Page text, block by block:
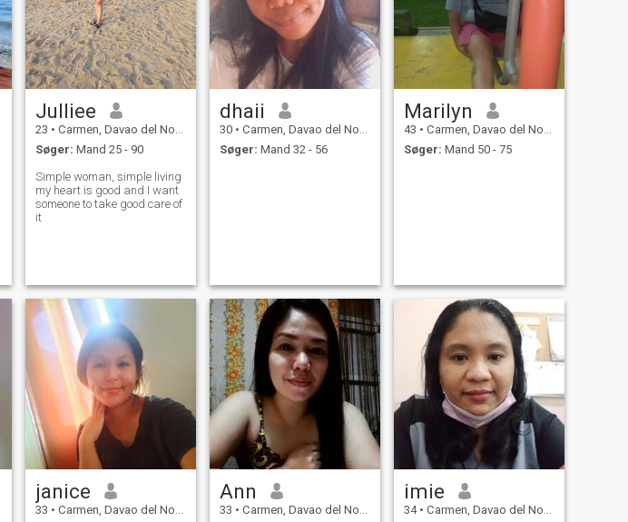
Julliee
23 • Carmen, Davao del Norte, Filippinerne
Søger: Mand 25 - 90
Simple woman, simple living
my heart is good and I want
someone to take good care of
it
dhaii
30 • Carmen, Davao del Norte, Filippinerne
Søger: Mand 32 - 56
Marilyn
43 • Carmen, Davao del Norte, Filippinerne
Søger: Mand 50 - 75
janice
33 • Carmen, Davao del Norte, Filippinerne
Ann
33 • Carmen, Davao del Norte, Filippinerne
imie
34 • Carmen, Davao del Norte, Filippinerne